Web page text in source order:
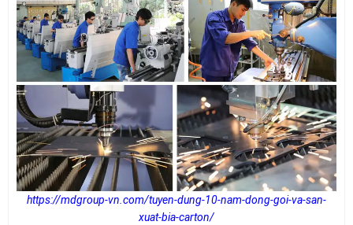
https://mdgroup-vn.com/tuyen-dung-10-nam-dong-goi-va-san-
xuat-bia-carton/